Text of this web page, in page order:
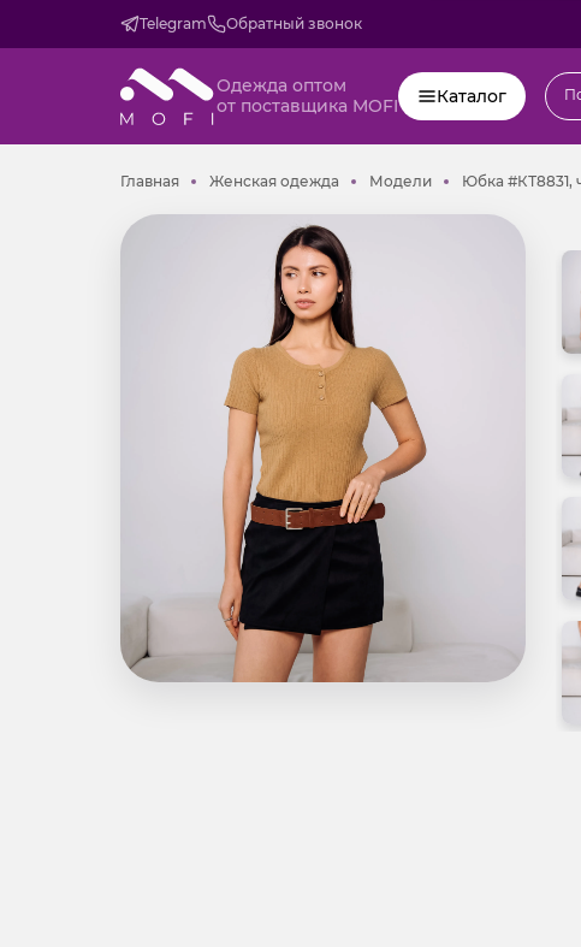
Telegram Обратный звонок
Одежда оптом
от поставщика MOFI
Каталог
ГлавнаяГлавнаяЖенская одежда Женская одежда
МоделиМоделиЮбка #КТ8831,